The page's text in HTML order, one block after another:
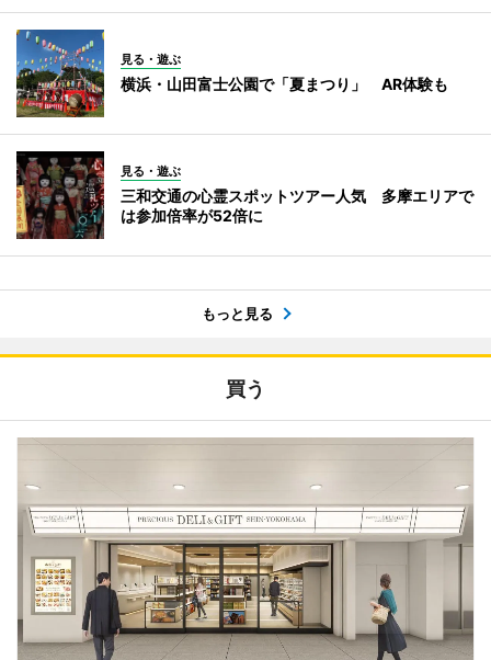
見る・遊ぶ
横浜・山田富士公園で「夏まつり」 AR体験も
見る・遊ぶ
三和交通の心霊スポットツアー人気 多摩エリアで
は参加倍率が52倍に
もっと見る
買う